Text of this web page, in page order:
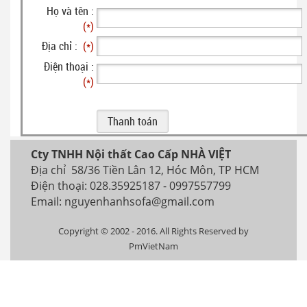
Họ và tên :
(*)
Địa chỉ : (*)
Điện thoại :
(*)
Cty TNHH Nội thất Cao Cấp NHÀ VIỆT
Địa chỉ 58/36 Tiền Lân 12, Hóc Môn, TP HCM
Điện thoại: 028.35925187 - 0997557799
Email: nguyenhanhsofa@gmail.com
Copyright © 2002 - 2016. All Rights Reserved by
PmVietNam